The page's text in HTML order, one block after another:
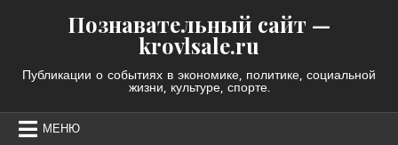
Познавательный сайт —
krovlsale.ru
Публикации о событиях в экономике, политике, социальной
жизни, культуре, спорте.
МЕНЮ